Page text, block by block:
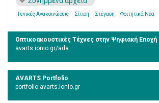
Γενικές Ανακοινώσεις Σίτιση Στέγαση Φοιτητικά Νέα
Οπτικοακουστικές Τέχνες στην Ψηφιακή Εποχή
avarts.ionio.gr/ada
AVARTS Portfolio
portfolio.avarts.ionio.gr